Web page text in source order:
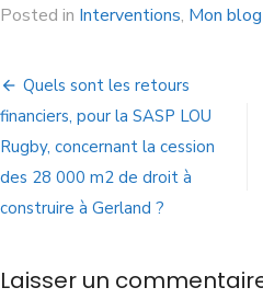
Posted in Interventions, Mon blog
Quels sont les retours
financiers, pour la SASP LOU
Rugby, concernant la cession
des 28 000 m2 de droit à
construire à Gerland ?
Laisser un